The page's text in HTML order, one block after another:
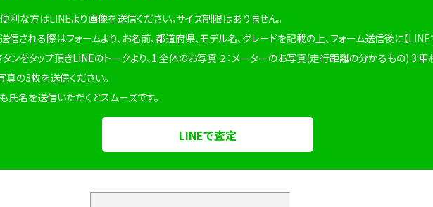
利な方はLINEより画像を送信ください。サイズ制限はありません。
信される際はフォームより、お名前、都道府県、モデル名、グレードを記載の上、フォーム送信後に【LINE
タンをタップ頂きLINEのトークより、1:全体のお写真 ２：メーターのお写真(走行距離の分かるもの) 3:車
真の3枚を送信ください。
氏名を送信いただくとスムーズです。
LINEで査定